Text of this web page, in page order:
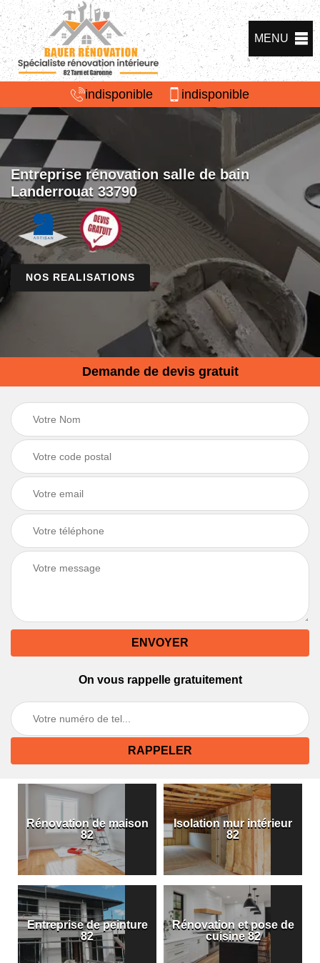
MENU
indisponible indisponible
Entreprise rénovation salle de bain
Landerrouat 33790
NOS REALISATIONS
Demande de devis gratuit
On vous rappelle gratuitement
Rénovation de maison
82
Isolation mur intérieur
82
Entreprise de peinture
82
Rénovation et pose de
cuisine 82